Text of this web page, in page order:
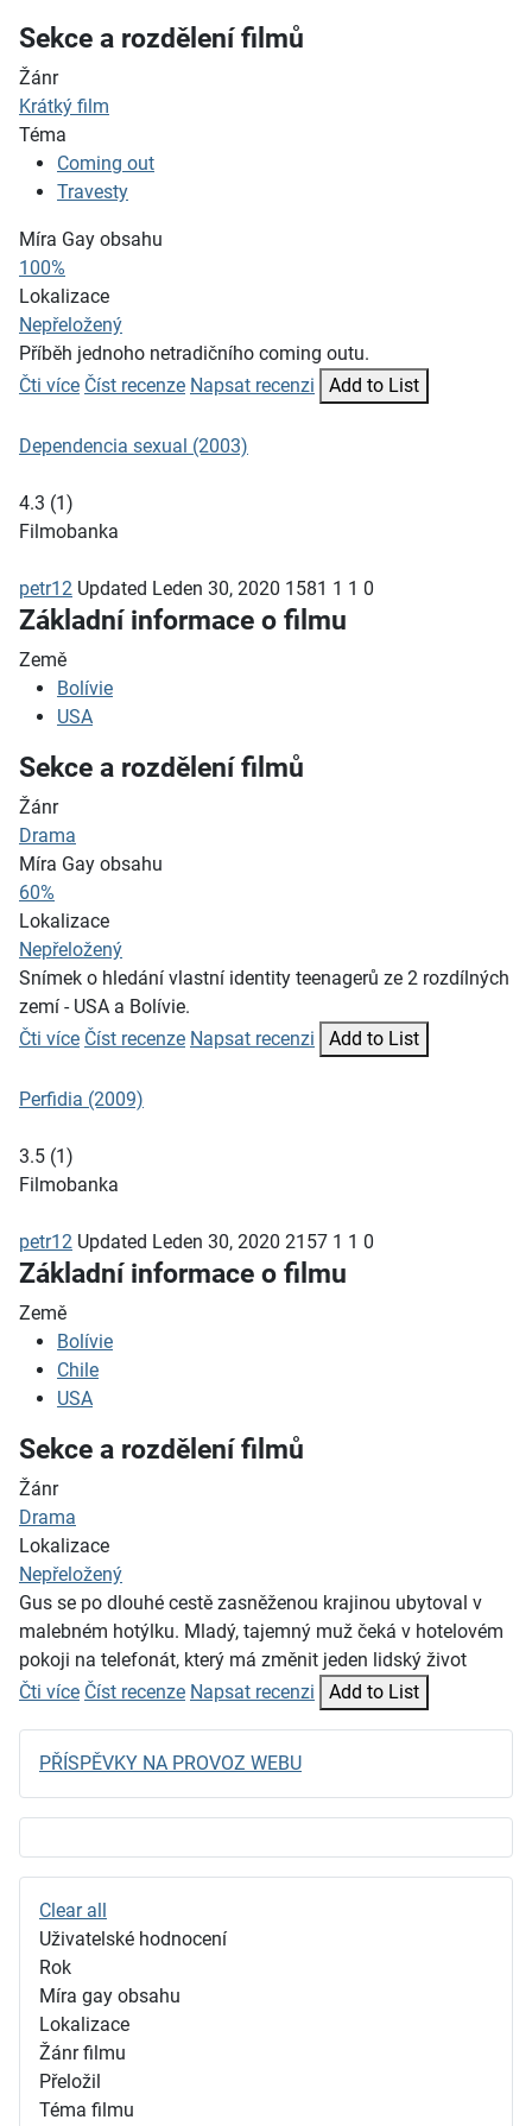
Sekce a rozdělení filmů
Žánr
Krátký film
Téma
Coming out
Travesty
Míra Gay obsahu
100%
Lokalizace
Nepřeložený
Příběh jednoho netradičního coming outu.
Čti více Číst recenze Napsat recenzi Add to List
Dependencia sexual (2003)
4.3 (1)
Filmobanka
petr12 Updated Leden 30, 2020 1581 1 1 0
Základní informace o filmu
Země
Bolívie
USA
Sekce a rozdělení filmů
Žánr
Drama
Míra Gay obsahu
60%
Lokalizace
Nepřeložený
Snímek o hledání vlastní identity teenagerů ze 2 rozdílných
zemí - USA a Bolívie.
Čti více Číst recenze Napsat recenzi Add to List
Perfidia (2009)
3.5 (1)
Filmobanka
petr12 Updated Leden 30, 2020 2157 1 1 0
Základní informace o filmu
Země
Bolívie
Chile
USA
Sekce a rozdělení filmů
Žánr
Drama
Lokalizace
Nepřeložený
Gus se po dlouhé cestě zasněženou krajinou ubytoval v
malebném hotýlku. Mladý, tajemný muž čeká v hotelovém
pokoji na telefonát, který má změnit jeden lidský život
Čti více Číst recenze Napsat recenzi Add to List
PŘÍSPĚVKY NA PROVOZ WEBU
Clear all
Uživatelské hodnocení
Rok
Míra gay obsahu
Lokalizace
Žánr filmu
Přeložil
Téma filmu